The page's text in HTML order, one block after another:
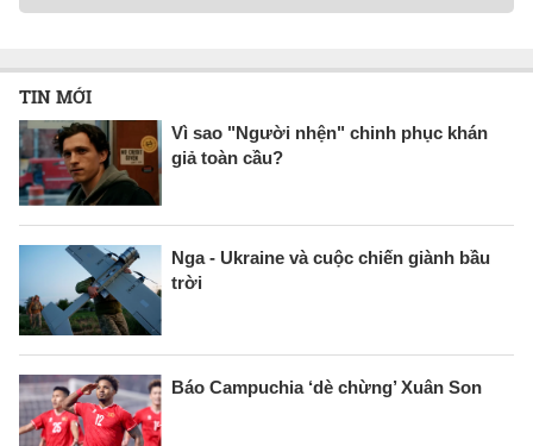
TIN MỚI
Vì sao "Người nhện" chinh phục khán
giả toàn cầu?
Nga - Ukraine và cuộc chiến giành bầu
trời
Báo Campuchia ‘dè chừng’ Xuân Son